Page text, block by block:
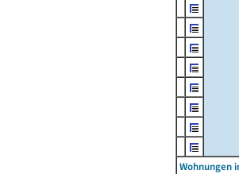
Wohnungen